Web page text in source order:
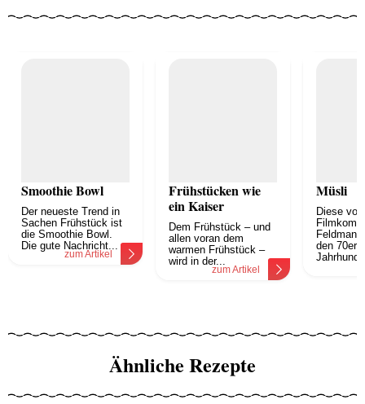
Smoothie Bowl
Der neueste Trend in
Sachen Frühstück ist
die Smoothie Bowl.
Die gute Nachricht...
zum Artikel
Frühstücken wie
ein Kaiser
Dem Frühstück – und
allen voran dem
warmen Frühstück –
wird in der...
zum Artikel
Müsli
Diese
den
Ähnliche Rezepte